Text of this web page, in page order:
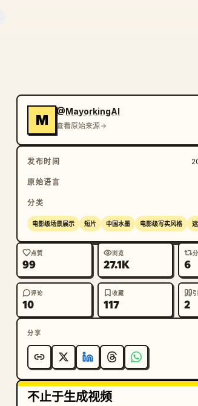
M
@MayorkingAI
查看原始来源
发布时间
原始语言
分类
电影级场景展示 短片 中国水墨 电影级写实风格
点赞
99
浏览
27.1K 6
评论
10
收藏
117 2
分享
不止于生成视频